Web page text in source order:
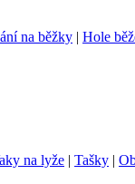
na běžky | Hole
na lyže | Tašky |